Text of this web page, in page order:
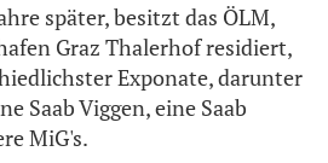
später, besitzt das ÖLM,
Graz Thalerhof residiert,
Exponate, darunter
Saab Viggen, eine Saab
MiG's.